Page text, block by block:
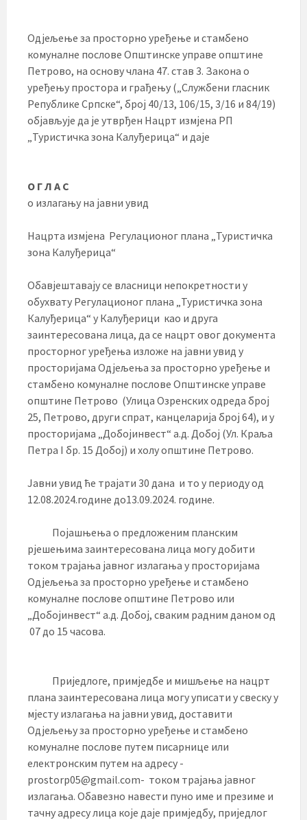
Одјељење за просторно уређење и стамбено
комуналне послове Општинске управе општине
Петрово, на основу члана 47. став 3. Закона о
уређењу простора и грађењу („Службени гласник
Републике Српске“, број 40/13, 106/15, 3/16 и 84/19)
објављује да је утврђен Нацрт измјена РП
„Туристичка зона Калуђерица“ и даје
О Г Л А С
о излагању на јавни увид
Нацрта измјена Регулационог плана „Туристичка
зона Калуђерица“
Обавјештавају се власници непокретности у
обухвату Регулационог плана „Туристичка зона
Калуђерица“ у Калуђерици као и друга
заинтересована лица, да се нацрт овог документа
просторног уређења изложе на јавни увид у
просторијама Одјељења за просторно уређење и
стамбено комуналне послове Општинске управе
општине Петрово (Улица Озренских одреда број
25, Петрово, други спрат, канцеларија број 64), и у
просторијама „Добојинвест“ а.д. Добој (Ул. Краља
Петра I бр. 15 Добој) и холу општине Петрово.
Јавни увид ће трајати 30 дана и то у периоду од
12.08.2024.године до13.09.2024. године.
Појашњења о предложеним планским
рјешењима заинтересована лица могу добити
током трајања јавног излагања у просторијама
Одјељења за просторно уређење и стамбено
комуналне послове општине Петрово или
„Добојинвест“ а.д. Добој, сваким радним даном од
07 до 15 часова.
Приједлоге, примједбе и мишљење на нацрт
плана заинтересована лица могу уписати у свеску у
мјесту излагања на јавни увид, доставити
Одјељењу за просторно уређење и стамбено
комуналне послове путем писарнице или
електронским путем на адресу -
prostorp05@gmail.com- током трајања јавног
излагања. Обавезно навести пуно име и презиме и
тачну адресу лица које даје примједбу, приједлог